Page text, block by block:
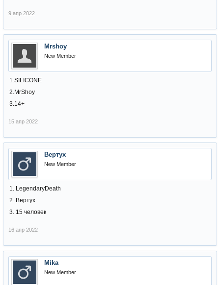
9 апр 2022
Mrshoy
New Member
1.SILICONE
2.MrShoy
3.14+
15 апр 2022
Вертух
New Member
1. LegendaryDeath
2. Вертух
3. 15 человек
16 апр 2022
Mika
New Member